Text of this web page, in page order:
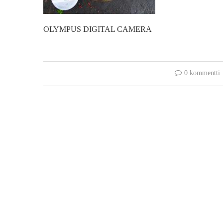
OLYMPUS DIGITAL CAMERA
0 kommentti